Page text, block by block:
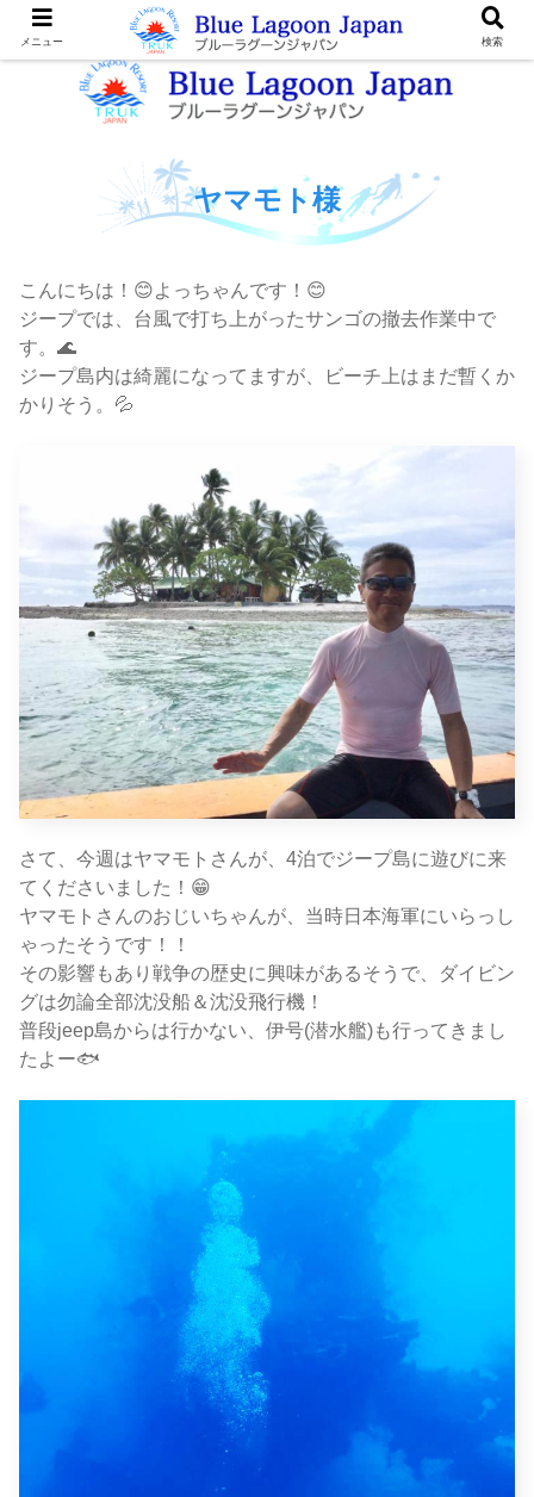
ヤマモト様
こんにちは！😊よっちゃんです！😊
ジープでは、台風で打ち上がったサンゴの撤去作業中で
す。🌊
ジープ島内は綺麗になってますが、ビーチ上はまだ暫くか
かりそう。💦
さて、今週はヤマモトさんが、4泊でジープ島に遊びに来
てくださいました！😁
ヤマモトさんのおじいちゃんが、当時日本海軍にいらっし
ゃったそうです！！
その影響もあり戦争の歴史に興味があるそうで、ダイビン
グは勿論全部沈没船＆沈没飛行機！
普段jeep島からは行かない、伊号(潜水艦)も行ってきまし
たよー🐟
メニュー 検索